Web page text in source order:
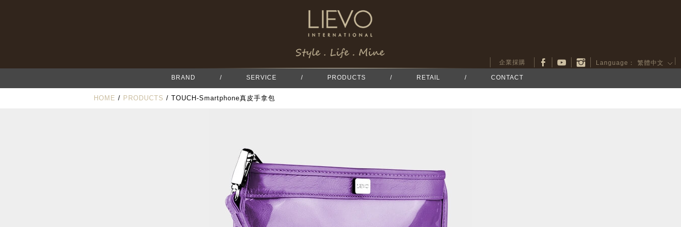
企業採購 Language： 繁體中文
BRAND / SERVICE / PRODUCTS / RETAIL / CONTACT
HOME / PRODUCTS / TOUCH-Smartphone真皮手拿包